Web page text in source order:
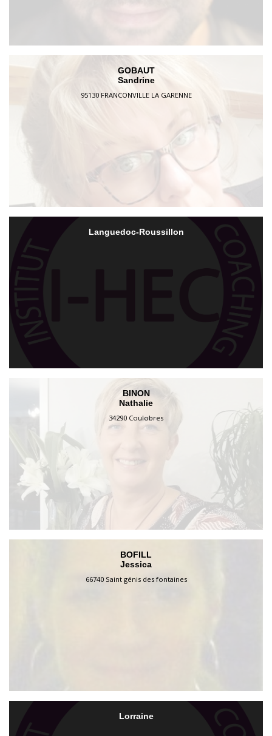
GOBAUT
Sandrine
95130 FRANCONVILLE LA GARENNE
Languedoc-Roussillon
BINON
Nathalie
34290 Coulobres
BOFILL
Jessica
66740 Saint génis des fontaines
Lorraine